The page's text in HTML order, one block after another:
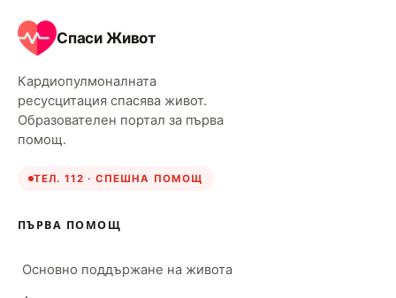
Спаси Живот
Кардиопулмоналната
ресусцитация спасява живот.
Образователен портал за първа
помощ.
ТЕЛ. 112 · СПЕШНА ПОМОЩ
ПЪРВА ПОМОЩ
Основно поддържане на живота